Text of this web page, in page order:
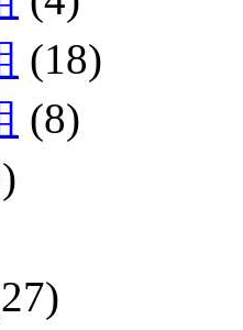
(18)
(8)